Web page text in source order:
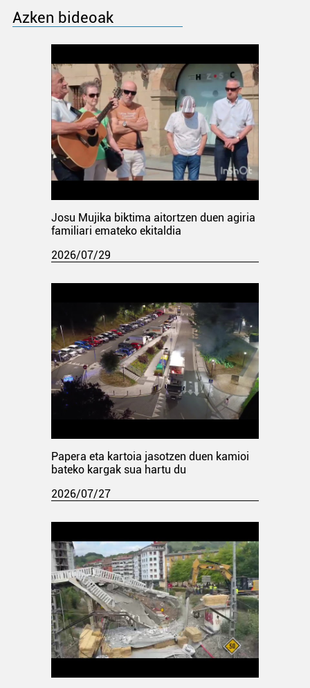
Azken bideoak
Josu Mujika biktima aitortzen duen agiria
familiari emateko ekitaldia
2026/07/29
Papera eta kartoia jasotzen duen kamioi
bateko kargak sua hartu du
2026/07/27